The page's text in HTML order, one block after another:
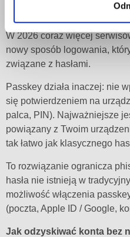
W 2026 coraz więcej
nowy sposób logowania,
związane z hasłami.
Passkey działa inaczej: nie
się potwierdzeniem na
palca, PIN). Najważniejsze
powiązany z Twoim
tak łatwo jak klasycznego
To rozwiązanie ogranicza
hasła nie istnieją w
możliwość włączenia
(poczta, Apple ID / Google,
Jak odzyskiwać konta bez